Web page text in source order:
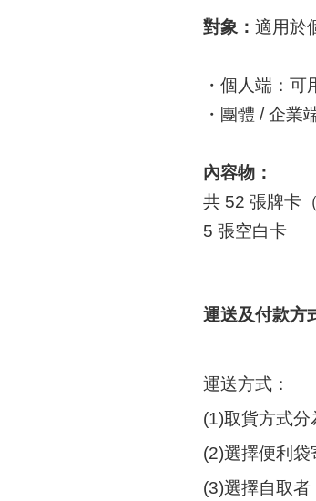
對象： 適用於
・個人端：
・團體 / 企業
內容物：
共 52 張牌卡
5 張空白卡
運送及付款方
運送方式：
(1)取貨方式分
(2)選擇便利
(3)選擇自取者